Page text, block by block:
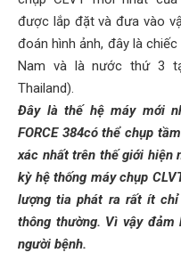
được lắp đặt và đưa vào
đoán hình ảnh, đây là
Nam và là nước thứ 3
Thailand).
Đây là thế hệ máy mới
FORCE 384có thể chụp
xác nhất trên thế giới hiện
kỳ hệ thống máy chụp
lượng tia phát ra rất ít chỉ
thông thường. Vì vậy
người bệnh.